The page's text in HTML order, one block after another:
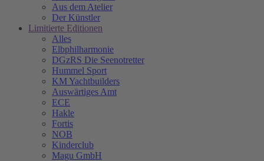
Aus dem Atelier
Der Künstler
Limitierte Editionen
Alles
Elbphilharmonie
DGzRS Die Seenotretter
Hummel Sport
KM Yachtbuilders
Auswärtiges Amt
ECE
Hakle
Fortis
NOB
Kinderclub
Magu GmbH